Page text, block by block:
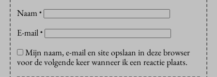
Naam *
E-mail *
Mijn naam, e-mail en site opslaan in deze browser
voor de volgende keer wanneer ik een reactie plaats.